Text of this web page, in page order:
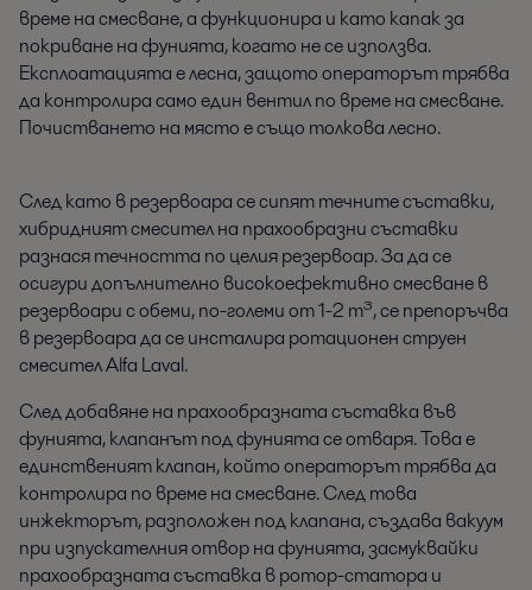
време на смесване, а функционира и като капак за
покриване на фунията, когато не се използва.
Експлоатацията е лесна, защото операторът трябва
да контролира само един вентил по време на смесване.
Почистването на място е също толкова лесно.
След като в резервоара се сипят течните съставки,
хибридният смесител на прахообразни съставки
разнася течността по целия резервоар. За да се
осигури допълнително високоефективно смесване в
резервоари с обеми, по-големи от 1-2 m³, се препоръчва
в резервоара да се инсталира ротационен струен
смесител Alfa Laval.
След добавяне на прахообразната съставка във
фунията, клапанът под фунията се отваря. Това е
единственият клапан, който операторът трябва да
контролира по време на смесване. След това
инжекторът, разположен под клапана, създава вакуум
при изпускателния отвор на фунията, засмуквайки
прахообразната съставка в ротор-статора и